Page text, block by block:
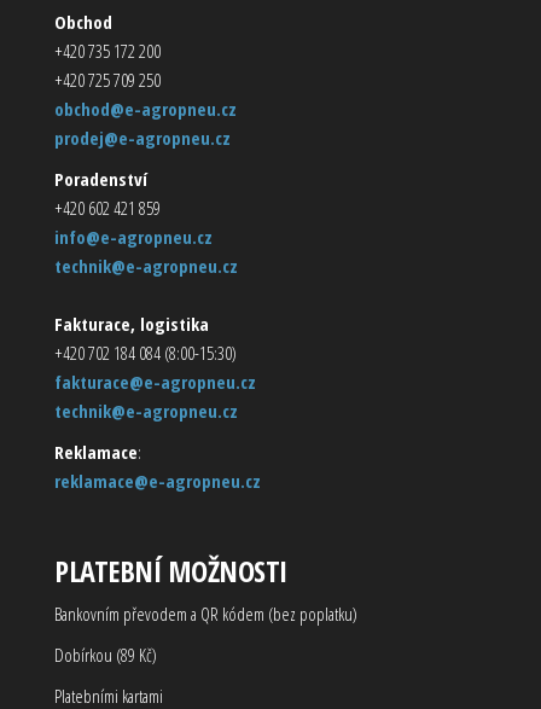
Obchod
+420 735 172 200
+420 725 709 250
obchod@e-agropneu.cz
prodej@e-agropneu.cz
Poradenství
+420 602 421 859
info@e-agropneu.cz
technik@e-agropneu.cz
Fakturace, logistika
+420 702 184 084 (8:00-15:30)
fakturace@e-agropneu.cz
technik@e-agropneu.cz
Reklamace:
reklamace@e-agropneu.cz
PLATEBNÍ MOŽNOSTI
Bankovním převodem a QR kódem (bez poplatku)
Dobírkou (89 Kč)
Platebními kartami